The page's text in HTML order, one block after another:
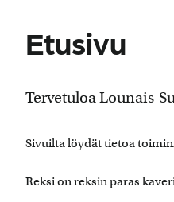
Etusivu
Tervetuloa Lounais-
Sivuilta löydät tietoa
Reksi on reksin paras